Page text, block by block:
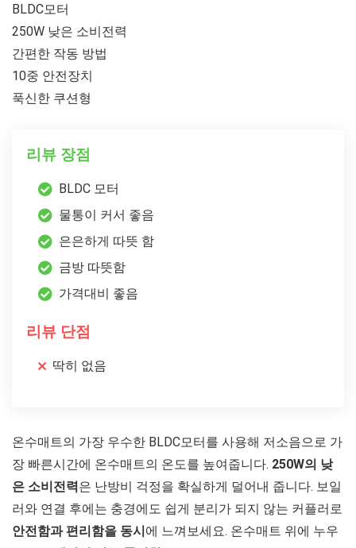
BLDC모터
250W 낮은 소비전력
간편한 작동 방법
10중 안전장치
푹신한 쿠션형
리뷰 장점
BLDC 모터
물통이 커서 좋음
은은하게 따뜻 함
금방 따뜻함
가격대비 좋음
리뷰 단점
딱히 없음
온수매트의 가장 우수한 BLDC모터를 사용해 저소음으로 가
장 빠른시간에 온수매트의 온도를 높여줍니다. 250W의 낮
은 소비전력은 난방비 걱정을 확실하게 덜어내 줍니다. 보일
러와 연결 후에는 충경에도 쉽게 분리가 되지 않는 커플러로
안전함과 편리함을 동시에 느껴보세요. 온수매트 위에 누우